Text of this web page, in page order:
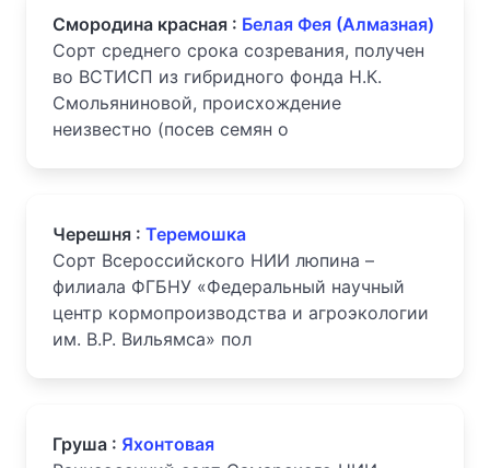
Смородина красная : Белая Фея (Алмазная)
Сорт среднего срока созревания, получен
во ВСТИСП из гибридного фонда Н.К.
Смольяниновой, происхождение
неизвестно (посев семян о
Черешня : Теремошка
Сорт Всероссийского НИИ люпина –
филиала ФГБНУ «Федеральный научный
центр кормопроизводства и агроэкологии
им. В.Р. Вильямса» пол
Груша : Яхонтовая